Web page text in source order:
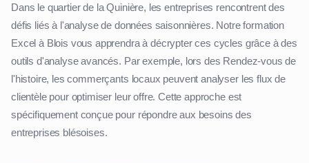
Dans le quartier de la Quinière, les entreprises rencontrent des
défis liés à l'analyse de données saisonnières. Notre formation
Excel à Blois vous apprendra à décrypter ces cycles grâce à des
outils d'analyse avancés. Par exemple, lors des Rendez-vous de
l'histoire, les commerçants locaux peuvent analyser les flux de
clientèle pour optimiser leur offre. Cette approche est
spécifiquement conçue pour répondre aux besoins des
entreprises blésoises.